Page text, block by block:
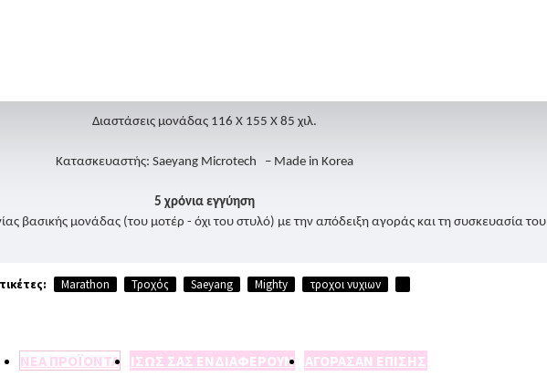
Διαστάσεις μονάδας 116 Χ 155 Χ 85 χιλ.
Κατασκευαστής: Saeyang Microtech – Made in Korea
5 χρόνια εγγύηση
βασικής μονάδας (του μοτέρ - όχι του στυλό) με την απόδειξη αγοράς και τη συσκευασία του
Marathon Τροχός Saeyang Mighty τροχοι νυχιων
ΝΕΑ ΠΡΟΪΟΝΤΑ ΙΣΩΣ ΣΑΣ ΕΝΔΙΑΦΕΡΟΥΝ ΑΓΟΡΑΣΑΝ ΕΠΙΣΗΣ